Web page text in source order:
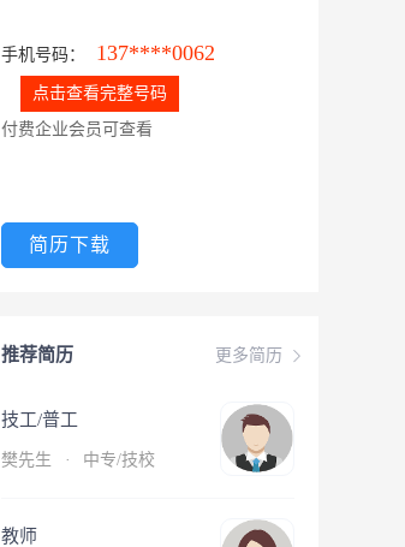
手机号码： 137****0062
点击查看完整号码
付费企业会员可查看
简历下载
更多简历
推荐简历
技工/普工
樊先生 · 中专/技校
教师